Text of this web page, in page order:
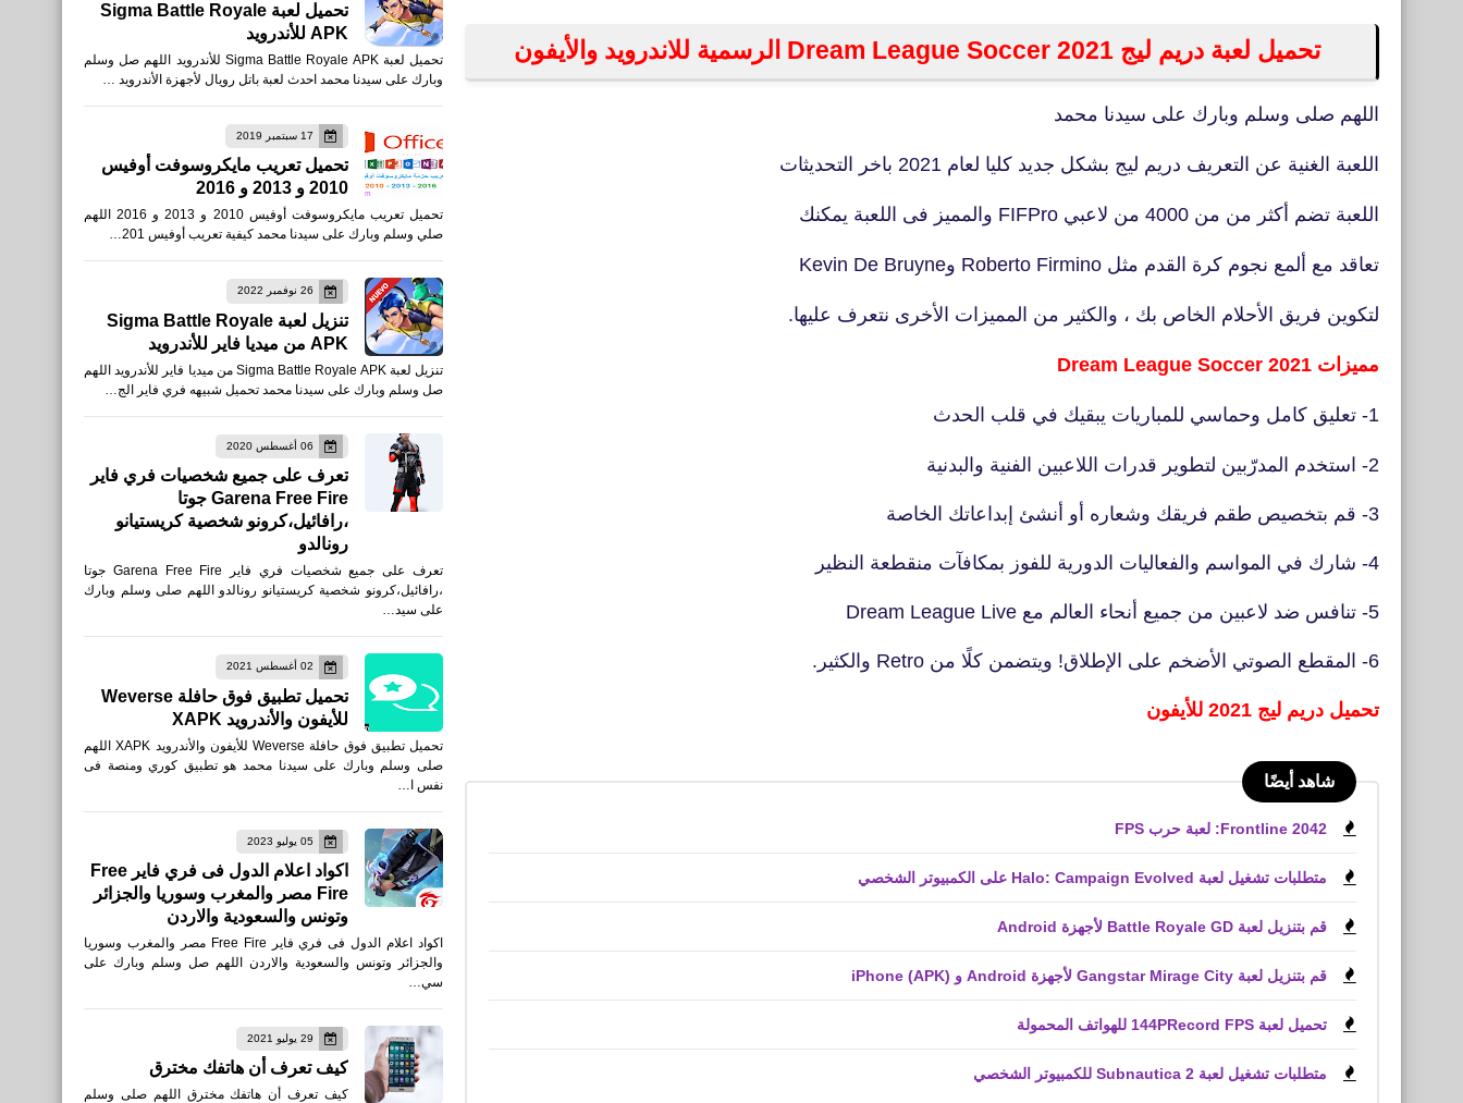
تحميل لعبة دريم ليج Dream League Soccer 2021 الرسمية للاندرويد والأيفون
اللهم صلى وسلم وبارك على سيدنا محمد
اللعبة الغنية عن التعريف دريم ليج بشكل جديد كليا لعام 2021 باخر التحديثات
اللعبة تضم أكثر من من 4000 من لاعبي FIFPro والمميز فى اللعبة يمكنك
تعاقد مع ألمع نجوم كرة القدم مثل Roberto Firmino وKevin De Bruyne
لتكوين فريق الأحلام الخاص بك ، والكثير من المميزات الأخرى نتعرف عليها.
مميزات Dream League Soccer 2021
1- تعليق كامل وحماسي للمباريات يبقيك في قلب الحدث
2- استخدم المدرّبين لتطوير قدرات اللاعبين الفنية والبدنية
3- قم بتخصيص طقم فريقك وشعاره أو أنشئ إبداعاتك الخاصة
4- شارك في المواسم والفعاليات الدورية للفوز بمكافآت منقطعة النظير
5- تنافس ضد لاعبين من جميع أنحاء العالم مع Dream League Live
6- المقطع الصوتي الأضخم على الإطلاق! ويتضمن كلًا من Retro والكثير.
تحميل دريم ليج 2021 للأيفون
شاهد أيضًا
Frontline 2042: لعبة حرب FPS
متطلبات تشغيل لعبة Halo: Campaign Evolved على الكمبيوتر الشخصي
قم بتنزيل لعبة Battle Royale GD لأجهزة Android
قم بتنزيل لعبة Gangstar Mirage City لأجهزة Android و iPhone (APK)
تحميل لعبة 144PRecord FPS للهواتف المحمولة
متطلبات تشغيل لعبة Subnautica 2 للكمبيوتر الشخصي
تحميل لعبة Sigma Battle Royale
APK للأندرويد
تحميل لعبة Sigma Battle Royale APK للأندرويد اللهم صل وسلم
وبارك على سيدنا محمد احدث لعبة باتل رويال لأجهزة الأندرويد …
17 سبتمبر 2019
تحميل تعريب مايكروسوفت أوفيس
2010 و 2013 و 2016
تحميل تعريب مايكروسوفت أوفيس 2010 و 2013 و 2016 اللهم
صلي وسلم وبارك على سيدنا محمد كيفية تعريب أوفيس 201…
26 نوفمبر 2022
تنزيل لعبة Sigma Battle Royale
APK من ميديا فاير للأندرويد
تنزيل لعبة Sigma Battle Royale APK من ميديا فاير للأندرويد اللهم
صل وسلم وبارك على سيدنا محمد تحميل شبيهه فري فاير الج…
06 أغسطس 2020
تعرف على جميع شخصيات فري فاير
Garena Free Fire جوتا
،رافائيل،كرونو شخصية كريستيانو
رونالدو
تعرف على جميع شخصيات فري فاير Garena Free Fire جوتا
،رافائيل،كرونو شخصية كريستيانو رونالدو اللهم صلى وسلم وبارك
على سيد…
02 أغسطس 2021
تحميل تطبيق فوق حافلة Weverse
للأيفون والأندرويد XAPK
تحميل تطبيق فوق حافلة Weverse للأيفون والأندرويد XAPK اللهم
صلى وسلم وبارك على سيدنا محمد هو تطبيق كوري ومنصة فى
نفس ا…
05 يوليو 2023
اكواد اعلام الدول فى فري فاير Free
Fire مصر والمغرب وسوريا والجزائر
وتونس والسعودية والاردن
اكواد اعلام الدول فى فري فاير Free Fire مصر والمغرب وسوريا
والجزائر وتونس والسعودية والاردن اللهم صل وسلم وبارك على
سي…
29 يوليو 2021
كيف تعرف أن هاتفك مخترق
كيف تعرف أن هاتفك مخترق اللهم صلى وسلم
العاب
تحميل لعبة fortnite Battle
Royale على Mac و
Windows والأيفون والأندرويد
ما هي فوائد التمر للوجه
تحميل قارينا فري فاير - الثورة
للآيفون والآيباد 2020 أحدث
إصدار
fovtech
العاب
أسرار لعبة فري فاير لتصبح في
المركز الأول
العاب
متطلبات تشغيل fortnite